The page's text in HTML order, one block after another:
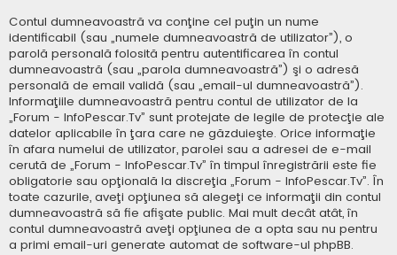
Contul dumneavoastră va conţine cel puţin un nume
identificabil (sau „numele dumneavoastră de utilizator”), o
parolă personală folosită pentru autentificarea în contul
dumneavoastră (sau „parola dumneavoastră”) şi o adresă
personală de email validă (sau „email-ul dumneavoastră”).
Informaţiile dumneavoastră pentru contul de utilizator de la
„Forum - InfoPescar.Tv” sunt protejate de legile de protecţie ale
datelor aplicabile în ţara care ne găzduieşte. Orice informaţie
în afara numelui de utilizator, parolei sau a adresei de e-mail
cerută de „Forum - InfoPescar.Tv” în timpul înregistrării este fie
obligatorie sau opţională la discreţia „Forum - InfoPescar.Tv”. În
toate cazurile, aveţi opţiunea să alegeţi ce informaţii din contul
dumneavoastră să fie afişate public. Mai mult decât atât, în
contul dumneavoastră aveţi opţiunea de a opta sau nu pentru
a primi email-uri generate automat de software-ul phpBB.